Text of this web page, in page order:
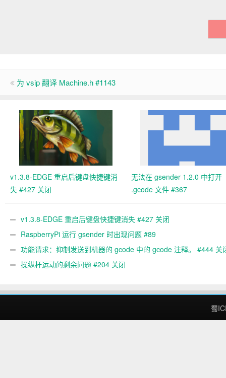
为 vsip 翻译 Machine.h #1143
v1.3.8-EDGE 重启后键盘快捷键消
失 #427 关闭
无法在 gsender 1.2.0 中打开
.gcode 文件 #367
v1.3.8-EDGE 重启后键盘快捷键消失 #427 关闭
RaspberryPi 运行 gsender 时出现问题 #89
功能请求：抑制发送到机器的 gcode 中的 gcode 注释。 #444 关
操纵杆运动的剩余问题 #204 关闭
蜀